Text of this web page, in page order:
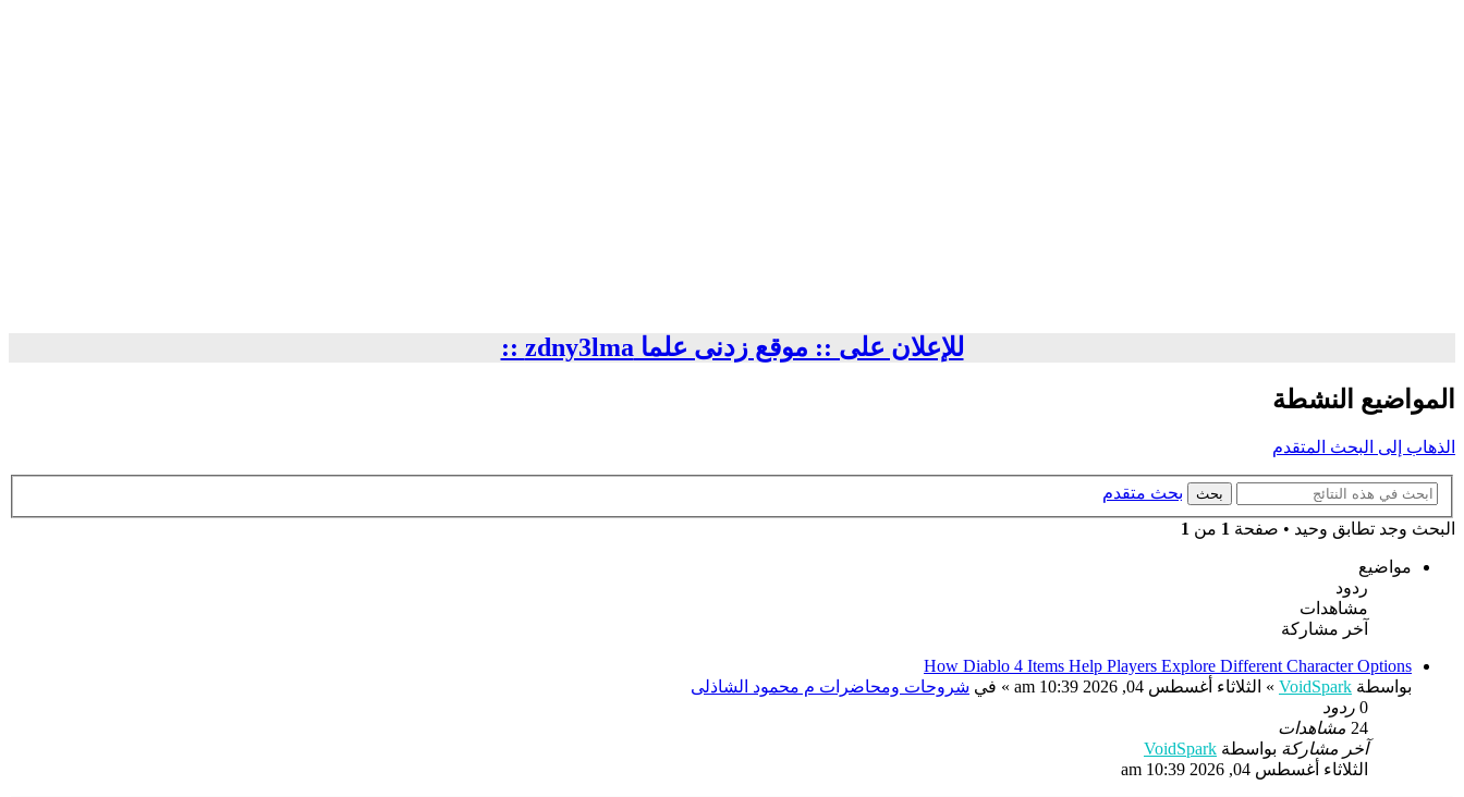
للإعلان على :: موقع زدنى علما zdny3lma ::
المواضيع النشطة
الذهاب إلى البحث المتقدم
بحث
بحث متقدم
البحث وجد تطابق وحيد • صفحة 1 من 1
مواضيع
ردود
مشاهدات
آخر مشاركة
How Diablo 4 Items Help Players Explore Different Character Options
بواسطة VoidSpark
» الثلاثاء أغسطس 04, 2026 10:39 am » في شروحات ومحاضرات م محمود الشاذلى
0 ردود
24 مشاهدات
آخر مشاركة بواسطة VoidSpark
الثلاثاء أغسطس 04, 2026 10:39 am